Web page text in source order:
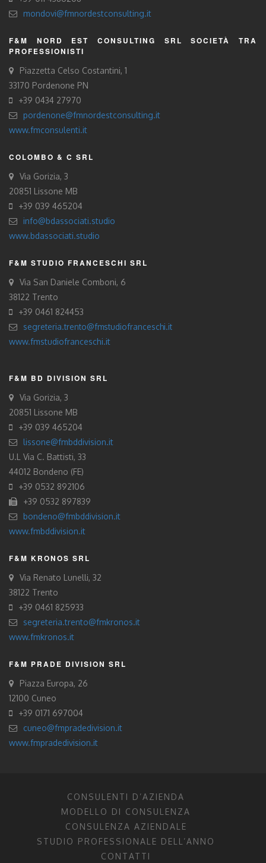
mondovi@fmnordestconsulting.it
F&M NORD EST CONSULTING SRL SOCIETÀ TRA
PROFESSIONISTI
Piazzetta Celso Costantini, 1
33170 Pordenone PN
+39 0434 27970
pordenone@fmnordestconsulting.it
www.fmconsulenti.it
COLOMBO & C SRL
Via Gorizia, 3
20851 Lissone MB
+39 039 465204
info@bdassociati.studio
www.bdassociati.studio
F&M STUDIO FRANCESCHI SRL
Via San Daniele Comboni, 6
38122 Trento
+39 0461 824453
segreteria.trento@fmstudiofranceschi.it
www.fmstudiofranceschi.it
F&M BD DIVISION SRL
Via Gorizia, 3
20851 Lissone MB
+39 039 465204
lissone@fmbddivision.it
U.L Via C. Battisti, 33
44012 Bondeno (FE)
+39 0532 892106
+39 0532 897839
bondeno@fmbddivision.it
www.fmbddivision.it
F&M KRONOS SRL
Via Renato Lunelli, 32
38122 Trento
+39 0461 825933
segreteria.trento@fmkronos.it
www.fmkronos.it
F&M PRADE DIVISION SRL
Piazza Europa, 26
12100 Cuneo
+39 0171 697004
cuneo@fmpradedivision.it
www.fmpradedivision.it
CONSULENTI D’AZIENDA
MODELLO DI CONSULENZA
CONSULENZA AZIENDALE
STUDIO PROFESSIONALE DELL’ANNO
CONTATTI